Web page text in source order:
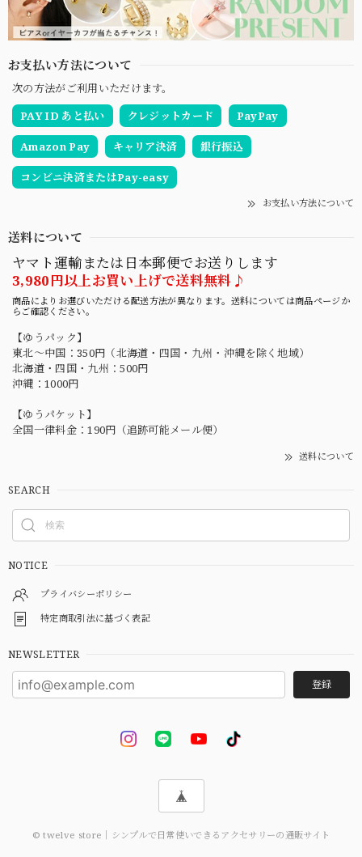
お支払い方法について
次の方法がご利用いただけます。
PAY ID あと払い
クレジットカード PayPay
Amazon Pay キャリア決済 銀行振込
コンビニ決済またはPay-easy
お支払い方法について
送料について
ヤマト運輸または日本郵便でお送りします
3,980円以上お買い上げで送料無料♪
商品によりお選びいただける配送方法が異なります。送料については商品ページか
らご確認ください。
【ゆうパック】
東北〜中国：350円（北海道・四国・九州・沖縄を除く地域）
北海道・四国・九州：500円
沖縄：1000円
【ゆうパケット】
全国一律料金：190円（追跡可能メール便）
送料について
SEARCH
NOTICE
プライバシーポリシー
特定商取引法に基づく表記
NEWSLETTER
登録
© twelve store｜シンプルで日常使いできるアクセサリーの通販サイト